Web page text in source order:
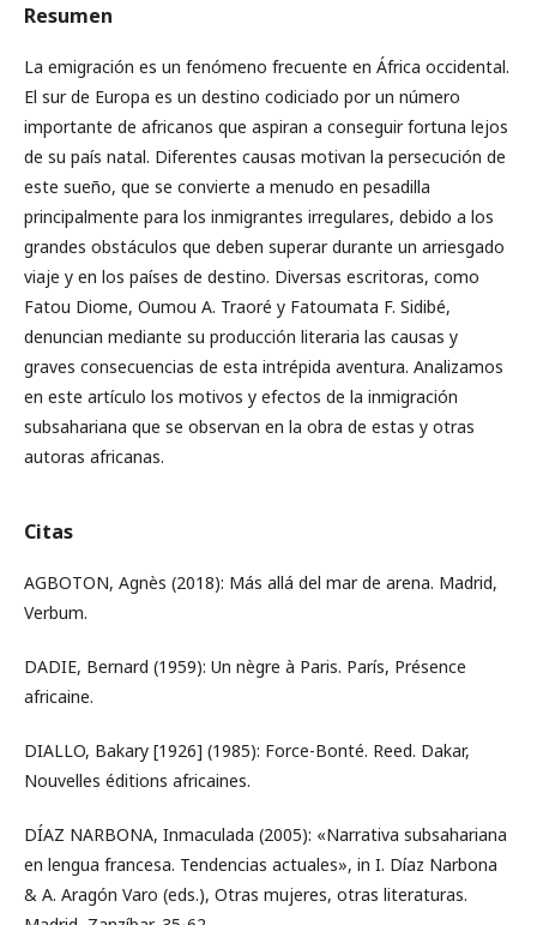
Resumen
La emigración es un fenómeno frecuente en África occidental.
El sur de Europa es un destino codiciado por un número
importante de africanos que aspiran a conseguir fortuna lejos
de su país natal. Diferentes causas motivan la persecución de
este sueño, que se convierte a menudo en pesadilla
principalmente para los inmigrantes irregulares, debido a los
grandes obstáculos que deben superar durante un arriesgado
viaje y en los países de destino. Diversas escritoras, como
Fatou Diome, Oumou A. Traoré y Fatoumata F. Sidibé,
denuncian mediante su producción literaria las causas y
graves consecuencias de esta intrépida aventura. Analizamos
en este artículo los motivos y efectos de la inmigración
subsahariana que se observan en la obra de estas y otras
autoras africanas.
Citas
AGBOTON, Agnès (2018): Más allá del mar de arena. Madrid,
Verbum.
DADIE, Bernard (1959): Un nègre à Paris. París, Présence
africaine.
DIALLO, Bakary [1926] (1985): Force-Bonté. Reed. Dakar,
Nouvelles éditions africaines.
DÍAZ NARBONA, Inmaculada (2005): «Narrativa subsahariana
en lengua francesa. Tendencias actuales», in I. Díaz Narbona
& A. Aragón Varo (eds.), Otras mujeres, otras literaturas.